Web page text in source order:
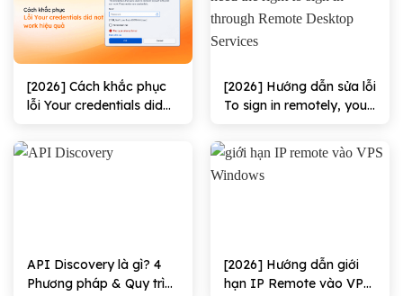
[2026] Cách khắc phục
lỗi Your credentials did
[2026] Hướng dẫn sửa lỗi
To sign in remotely, you
through Remote
Desktop Services hiệu
quả
API Discovery là gì? 4
Phương pháp & Quy trình
[2026] Hướng dẫn giới
hạn IP Remote vào VPS